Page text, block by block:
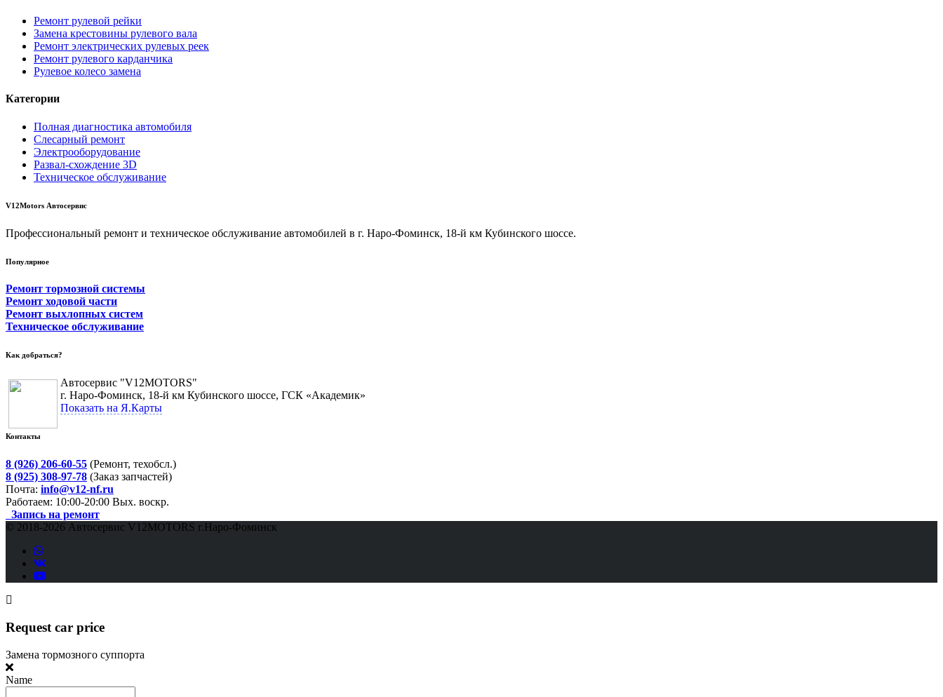
Ремонт рулевой рейки
Замена крестовины рулевого вала
Ремонт электрических рулевых реек
Ремонт рулевого карданчика
Рулевое колесо замена
Категории
Полная диагностика автомобиля
Слесарный ремонт
Электрооборудование
Развал-схождение 3D
Техническое обслуживание
V12Motors Автосервис
Профессиональный ремонт и техническое обслуживание автомобилей в г. Наро-Фоминск, 18-й км Кубинского шоссе.
Популярное
Ремонт тормозной системы
Ремонт ходовой части
Ремонт выхлопных систем
Техническое обслуживание
Как добраться?
Автосервис "V12MOTORS"
г. Наро-Фоминск, 18-й км Кубинского шоссе, ГСК «Академик»
Показать на Я.Карты
Контакты
8 (926) 206-60-55 (Ремонт, техобсл.)
8 (925) 308-97-78 (Заказ запчастей)
Почта: info@v12-nf.ru
Работаем: 10:00-20:00 Вых. воскр.
Запись на ремонт
© 2018-2026 Автосервис V12MOTORS г.Наро-Фоминск
Request car price
Замена тормозного суппорта
Name